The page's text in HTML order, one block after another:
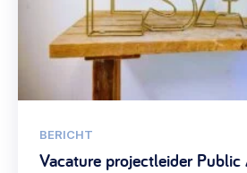
BERICHT
Vacature projectleider